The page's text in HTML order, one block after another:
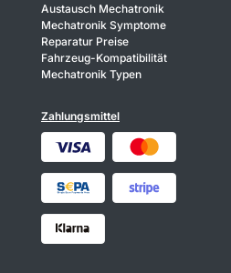
Austausch Mechatronik
Mechatronik Symptome
Reparatur Preise
Fahrzeug-Kompatibilität
Mechatronik Typen
Zahlungsmittel